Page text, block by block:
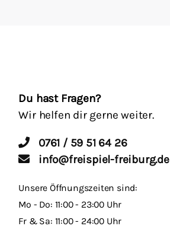
Du hast Fragen?
Wir helfen dir gerne weiter.
0761 / 59 51 64 26
info@freispiel-freiburg.de
Unsere Öffnungszeiten sind:
Mo - Do: 11:00 - 23:00 Uhr
Fr & Sa: 11:00 - 24:00 Uhr